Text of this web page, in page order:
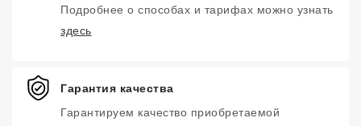
Подробнее о способах и тарифах можно узнать
здесь
Гарантия качества
Гарантируем качество приобретаемой